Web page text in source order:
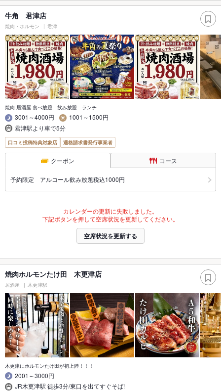
牛角 君津店
焼肉・ホルモン 君津
焼肉 居酒屋 食べ放題 飲み放題 ランチ
3001～4000円
1001～1500円
君津駅より車で5分
口コミ投稿特典対象店 適格請求書発行事業者
クーポン コース
予約限定 アルコール飲み放題税込1000円
カレンダーの更新に失敗しました。
下記ボタンを押して空席状況を更新してください。
空席状況を更新する
焼肉ホルモンたけ田 木更津店
居酒屋 木更津駅
木更津にホルモンたけ田が初上陸！！！
2001～3000円
JR木更津駅 徒歩3分/東口を出てすぐそば!